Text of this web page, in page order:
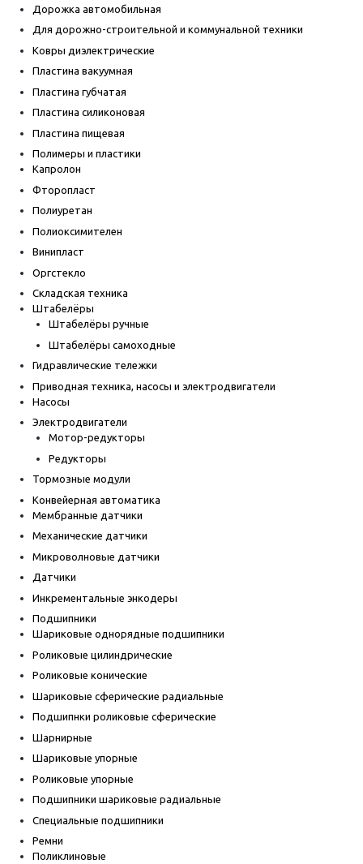
Дорожка автомобильная
Для дорожно-строительной и коммунальной техники
Ковры диэлектрические
Пластина вакуумная
Пластина губчатая
Пластина силиконовая
Пластина пищевая
Полимеры и пластики
Капролон
Фторопласт
Полиуретан
Полиоксимителен
Винипласт
Оргстекло
Складская техника
Штабелёры
Штабелёры ручные
Штабелёры самоходные
Гидравлические тележки
Приводная техника, насосы и электродвигатели
Насосы
Электродвигатели
Мотор-редукторы
Редукторы
Тормозные модули
Конвейерная автоматика
Мембранные датчики
Механические датчики
Микроволновые датчики
Датчики
Инкрементальные энкодеры
Подшипники
Шариковые однорядные подшипники
Роликовые цилиндрические
Роликовые конические
Шариковые сферические радиальные
Подшипнки роликовые сферические
Шарнирные
Шариковые упорные
Роликовые упорные
Подшипники шариковые радиальные
Специальные подшипники
Ремни
Поликлиновые